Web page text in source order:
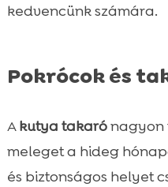
kedvencünk számára.
Pokrócok és
Akutya takarónagyon
meleget a hideg
és biztonságos helyet